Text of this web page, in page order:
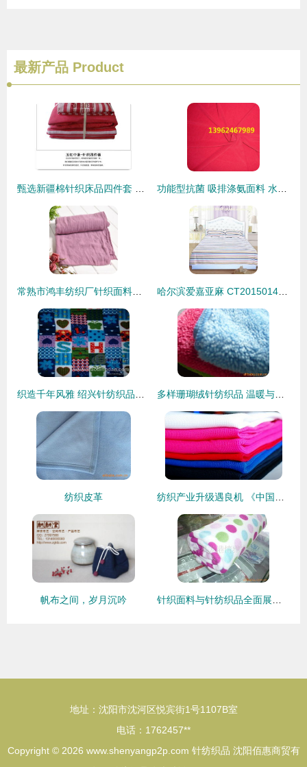
最新产品 Product
纺织皮革
帆布之间，岁月沉吟
地址：沈阳市沈河区悦宾街1号1107B室
电话：1762457**
Copyright © 2026 www.shenyangp2p.com 针纺织品 沈阳佰惠商贸有